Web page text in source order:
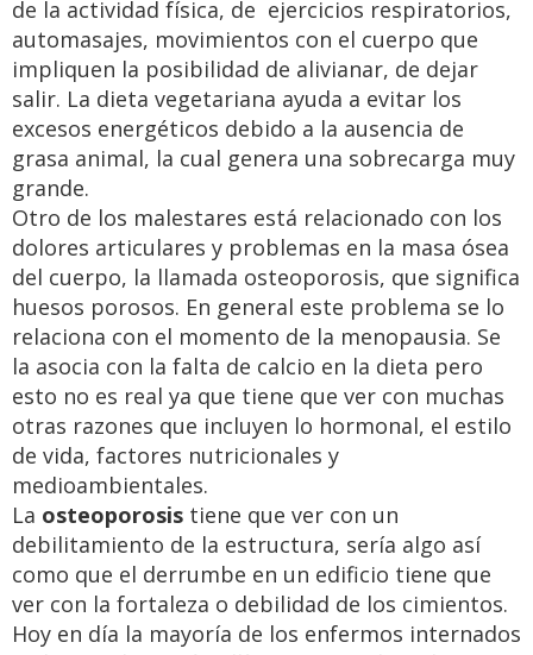
de la actividad física, de ejercicios respiratorios,
automasajes, movimientos con el cuerpo que
impliquen la posibilidad de alivianar, de dejar
salir. La dieta vegetariana ayuda a evitar los
excesos energéticos debido a la ausencia de
grasa animal, la cual genera una sobrecarga muy
grande.
Otro de los malestares está relacionado con los
dolores articulares y problemas en la masa ósea
del cuerpo, la llamada osteoporosis, que significa
huesos porosos. En general este problema se lo
relaciona con el momento de la menopausia. Se
la asocia con la falta de calcio en la dieta pero
esto no es real ya que tiene que ver con muchas
otras razones que incluyen lo hormonal, el estilo
de vida, factores nutricionales y
medioambientales.
La osteoporosis tiene que ver con un
debilitamiento de la estructura, sería algo así
como que el derrumbe en un edificio tiene que
ver con la fortaleza o debilidad de los cimientos.
Hoy en día la mayoría de los enfermos internados